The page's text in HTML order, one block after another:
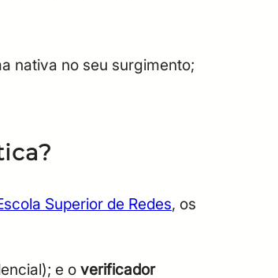
nativa no seu surgimento;
Superior de Redes, os
e o verificador